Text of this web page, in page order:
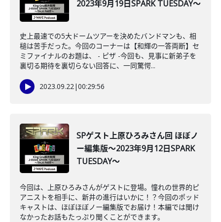
2023年9月19日SPARK TUESDAY～
史上最速での5大ドームツアーを決めたバンドマンも、相
槌は苦手だった。今回のコーナーは【和輝の一答両断】セ
ミファイナルのお題は、 - ピザ -今回も、見事に新弟子を
裏切る期待を裏切らない回答に、一同驚愕...
2023.09.22|00:29:56
SPゲスト上原ひろみさん回 ほぼノ
ー編集版～2023年9月12日SPARK
TUESDAY～
今回は、上原ひろみさんがゲストに登場。憧れの世界的ピ
アニストを相手に、新井の進行はいかに！？今回のポッド
キャストは、ほぼほぼノー編集版でお届け！本編では聞け
なかったお話もたっぷり聞くことができます。